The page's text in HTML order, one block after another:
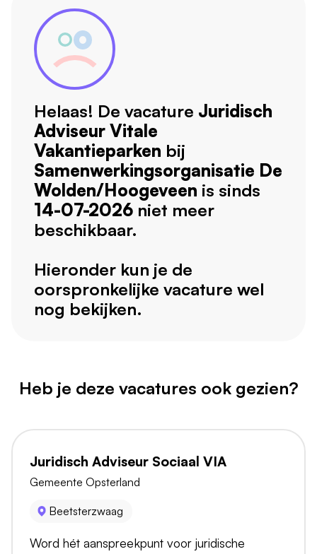
Helaas! De vacature Juridisch
Adviseur Vitale
Vakantieparken bij
Samenwerkingsorganisatie De
Wolden/Hoogeveen is sinds
14-07-2026 niet meer
beschikbaar.
Hieronder kun je de
oorspronkelijke vacature wel
nog bekijken.
Heb je deze vacatures ook gezien?
Juridisch Adviseur Sociaal VIA
Gemeente Opsterland
Beetsterzwaag
Word hét aanspreekpunt voor juridische